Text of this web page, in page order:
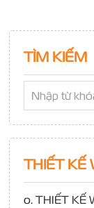
TÌM KIẾM
THIẾT KẾ
o. THIẾT KẾ